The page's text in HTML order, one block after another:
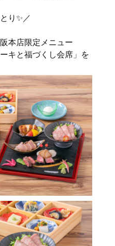
り✨／
本店限定メニュー
キと福づくし会席」を